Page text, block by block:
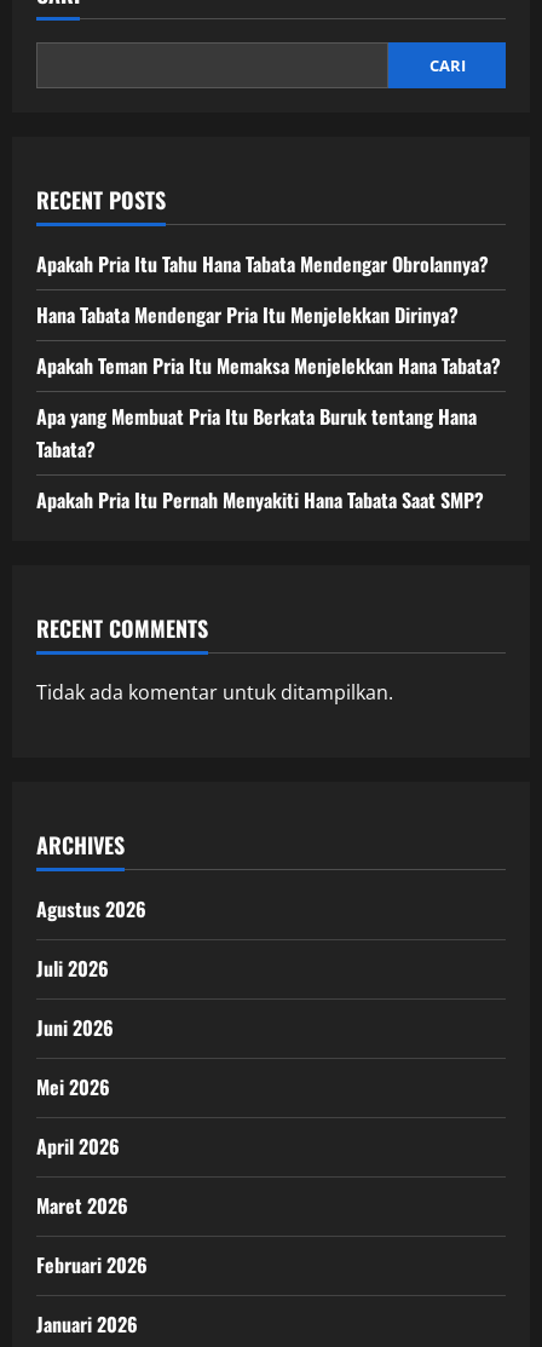
CARI
RECENT POSTS
Apakah Pria Itu Tahu Hana Tabata Mendengar Obrolannya?
Hana Tabata Mendengar Pria Itu Menjelekkan Dirinya?
Apakah Teman Pria Itu Memaksa Menjelekkan Hana Tabata?
Apa yang Membuat Pria Itu Berkata Buruk tentang Hana
Tabata?
Apakah Pria Itu Pernah Menyakiti Hana Tabata Saat SMP?
RECENT COMMENTS
Tidak ada komentar untuk ditampilkan.
ARCHIVES
Agustus 2026
Juli 2026
Juni 2026
Mei 2026
April 2026
Maret 2026
Februari 2026
Januari 2026